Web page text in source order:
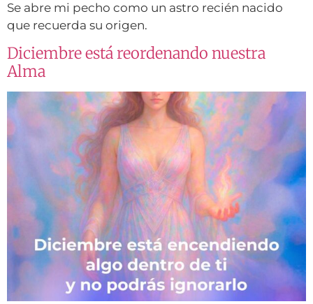
Se abre mi pecho como un astro recién nacido
que recuerda su origen.
Diciembre está reordenando nuestra
Alma